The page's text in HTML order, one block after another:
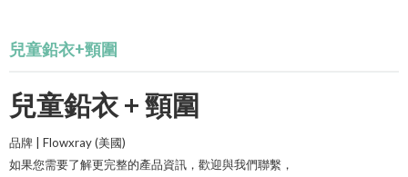
兒童鉛衣+頸圍
兒童鉛衣 + 頸圍
品牌 | Flowxray (美國)
如果您需要了解更完整的產品資訊，歡迎與我們聯繫，